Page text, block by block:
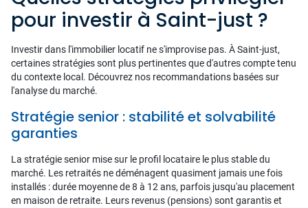
pour investir à Saint-just ?
Investir dans l'immobilier locatif ne s'improvise pas. À Saint-just,
certaines stratégies sont plus pertinentes que d'autres compte tenu
du contexte local. Découvrez nos recommandations basées sur
l'analyse du marché.
Stratégie senior : stabilité et solvabilité
garanties
La stratégie senior mise sur le profil locataire le plus stable du
marché. Les retraités ne déménagent quasiment jamais une fois
installés : durée moyenne de 8 à 12 ans, parfois jusqu'au placement
en maison de retraite. Leurs revenus (pensions) sont garantis et